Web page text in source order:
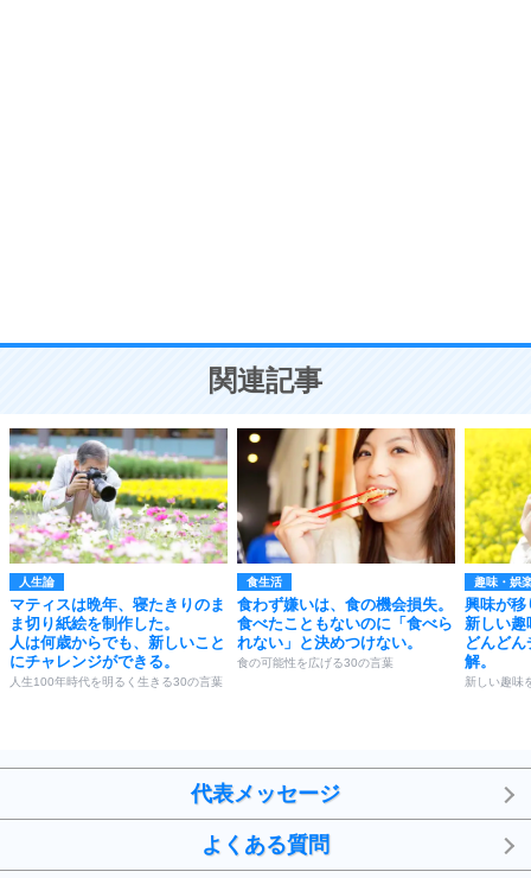
ことが大切。
関連記事
人生論
マティスは晩年、寝たきりのま
ま切り紙絵を制作した。
人は何歳からでも、新しいこと
にチャレンジができる。
人生100年時代を明るく生きる30の言葉
食生活
食わず嫌いは、食の機会損失。
食べたこともないのに「食べら
れない」と決めつけない。
食の可能性を広げる30の言葉
趣味・娯
興味が移
新しい趣
どんど
解。
新しい趣味
代表メッセージ
よくある質問